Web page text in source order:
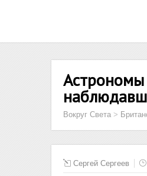
Астрономы
Вокруг Света >
Сергей Сергеев